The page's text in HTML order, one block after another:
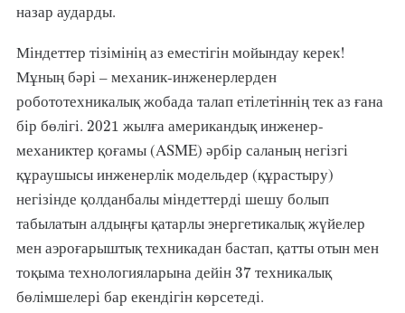
назар аударды.
Міндеттер тізімінің аз еместігін мойындау керек!
Мұның бәрі – механик-инженерлерден
робототехникалық жобада талап етілетіннің тек аз ғана
бір бөлігі. 2021
2021 жылға американдық инженер-
механиктер қоғамы (ASME) әрбір саланың негізгі
құраушысы инженерлік модельдер (құрастыру)
негізінде қолданбалы міндеттерді шешу болып
табылатын алдыңғы қатарлы энергетикалық жүйелер
мен аэроғарыштық техникадан бастап, қатты отын мен
тоқыма технологияларына дейін 37
37техникалық
бөлімшелері бар екендігін көрсетеді.